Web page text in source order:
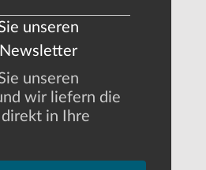
unseren
unseren
wir liefern die
in Ihre